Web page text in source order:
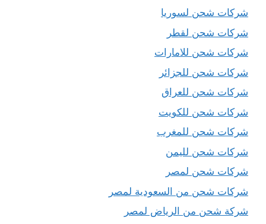
شركات شحن لسوريا
شركات شحن لقطر
شركات شحن للامارات
شركات شحن للجزائر
شركات شحن للعراق
شركات شحن للكويت
شركات شحن للمغرب
شركات شحن لليمن
شركات شحن لمصر
شركات شحن من السعودية لمصر
شركة شحن من الرياض لمصر